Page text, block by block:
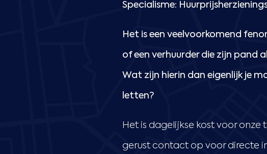
Specialisme:
Het is een veelvoorkomend
of een verhuurder die zijn pand
Wat zijn hierin dan eigenlijk je
letten?
Het is dagelijkse kost voor onze
gerust contact op voor directe